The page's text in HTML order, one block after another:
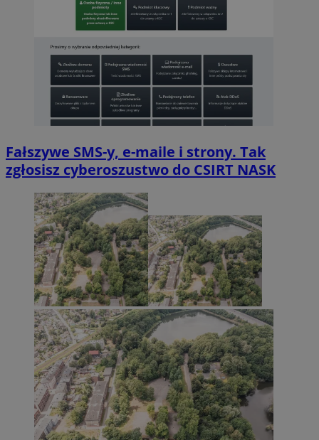
Fałszywe SMS-y, e-maile i strony. Tak
zgłosisz cyberoszustwo do CSIRT NASK